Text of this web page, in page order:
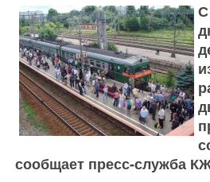
сообщает пресс-служба